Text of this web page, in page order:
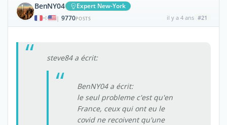
BenNY04 Expert New-York
| 9770POSTS il y a 4 ans #21
steve84 a écrit:
BenNY04 a écrit:
le seul probleme c'est qu'en
France, ceux qui ont eu le
covid ne recoivent qu'une